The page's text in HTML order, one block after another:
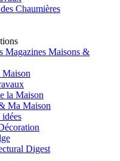
Chaumières
Magazines Maisons &
la Maison
Ma Maison
Digest